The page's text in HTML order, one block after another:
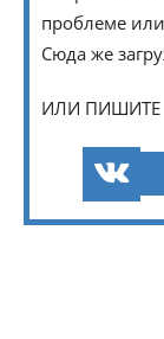
проблеме
Сюда же
ИЛИ ПИШИТЕ